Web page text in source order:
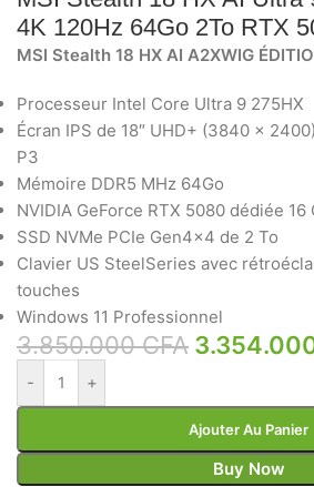
4K 120Hz 64Go 2To RTX
MSI Stealth 18 HX AI A2XWIG
Processeur Intel Core Ultra 9 275HX
Écran IPS de 18″ UHD+ (3840 x
P3
Mémoire DDR5 MHz 64Go
NVIDIA GeForce RTX 5080 dédiée 16
SSD NVMe PCIe Gen4x4 de 2 To
Clavier US SteelSeries avec
touches
Windows 11 Professionnel
3.850.000CFA
- +
Ajouter Au Panier
Buy Now